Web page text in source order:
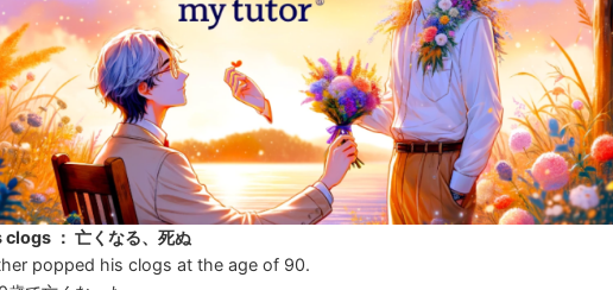
clogs ： 亡くなる、死ぬ
popped his clogs at the age of 90.